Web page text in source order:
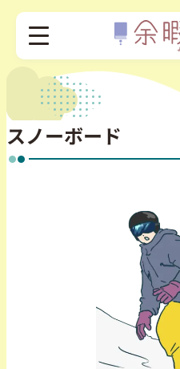
スノーボード